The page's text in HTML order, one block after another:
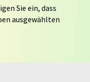
Sie ein, dass
ausgewählten
werden
. LUMITOS darf